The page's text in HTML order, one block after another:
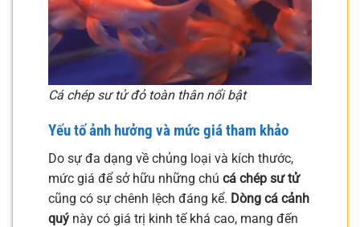
Cá chép sư tử đỏ toàn thân nổi bật
Yếu tố ảnh hưởng và mức giá tham khảo
Do sự đa dạng về chủng loại và kích thước,
mức giá để sở hữu những chú cá chép sư tử
cũng có sự chênh lệch đáng kể. Dòng cá cảnh
quý này có giá trị kinh tế khá cao, mang đến